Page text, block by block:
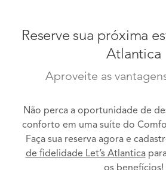
Reserve sua próxima
Atlantica
Aproveite as
Não perca a oportunidade de
conforto em uma suíte do
Faça sua reserva agora e
de fidelidade Let’s Atlantica